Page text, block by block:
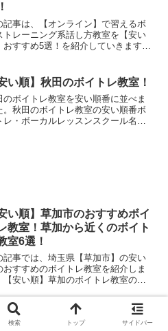
記事は、【オンライン】で習えるボ
トレーニング系話し方教室を【安い
おすすめ5選！を紹介していきます。
ゃ安いのでおすすめです！選び方
話】【オンライン】ボ...
い順】秋田のボイトレ教室！
のボイトレ教室を安い順番に並べま
。秋田のボイトレ教室の安い順番ボ
レ・ボーカルレッスンスクール名無
安い順】草加市のおすすめボイ
教室！草加から近くのボイト
室6選！
記事では、埼玉県【草加市】の安い
おすすめのボイトレ教室を紹介しま
【安い順】草加のボイトレ教室の
イトレ教室は、2件しかありませんで
。ボイトレ・ボーカルレッスンスク
名無料体験レッスン入...
】安いおすすめのボイトレ教
検索 トップ サイドバー